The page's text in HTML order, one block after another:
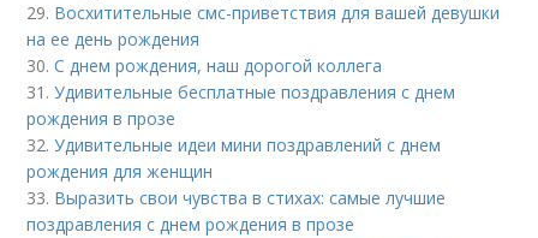
29. Восхитительные смс-приветствия для вашей девушки
на ее день рождения
30.С днем рождения, наш дорогой коллега
31.Удивительные бесплатные поздравления с днем
рождения в прозе
32.Удивительные идеи мини поздравлений с днем
рождения для женщин
33. Выразить свои чувства в стихах: самые лучшие
поздравления с днем рождения в прозе